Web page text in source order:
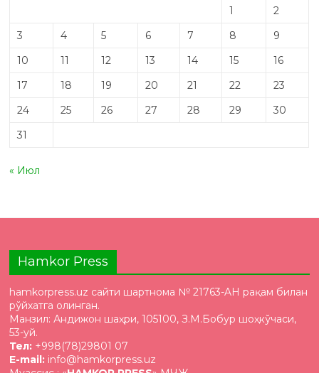
1
2
3
4 5 6 7 8
9
10
11 12 13 14 15
16
17
18 19 20 21 22
23
24
25 26 27 28 29
30
31
« Июл
Hamkor Press
hamkorpress.uz сайти шартнома № 21763-AH рақам билан
рўйхатга олинган.
Манзил: Андижон шаҳри, 105100, З.М.Бобур шоҳкўчаси,
53-уй.
Тел: +998(78)29801 07
E-mail: info@hamkorpress.uz